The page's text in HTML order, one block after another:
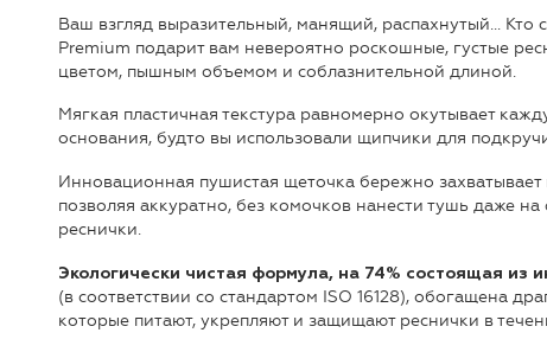
Ваш взгляд выразительный, манящий, распахнутый… Кто
Premium подарит вам невероятно роскошные, густые
цветом, пышным объемом и соблазнительной длиной.
Мягкая пластичная текстура равномерно окутывает
основания, будто вы использовали щипчики для
Инновационная пушистая щеточка бережно
позволяя аккуратно, без комочков нанести тушь даже
реснички.
Экологически чистая формула, на 74% состоящая из
(в соответствии со стандартом ISO 16128), обогащена
которые питают, укрепляют и защищают реснички в